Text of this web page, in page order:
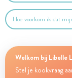
Hoe voorkom ik dat
Welkom bij Libelle
Stel je kookvraag